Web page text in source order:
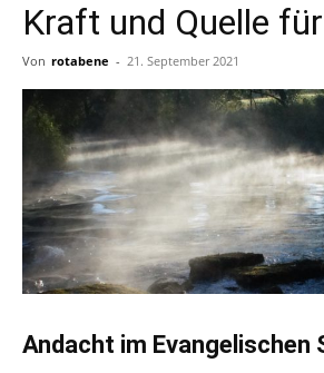
Kraft und Quelle
Von rotabene - 21. September 2021
Andacht im